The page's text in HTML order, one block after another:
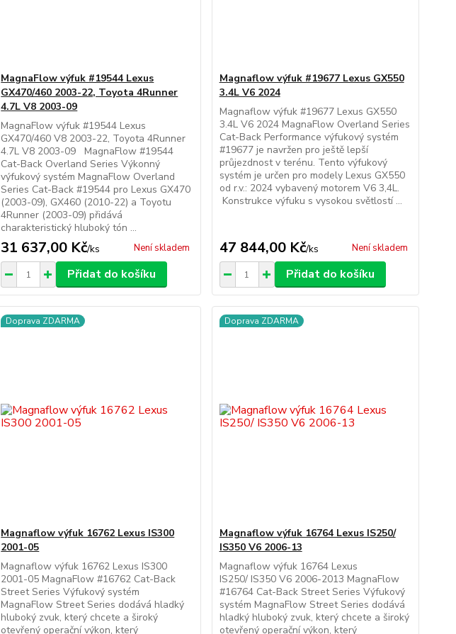
MagnaFlow výfuk #19544 Lexus
GX470/460 2003-22, Toyota 4Runner
4.7L V8 2003-09
MagnaFlow výfuk #19544 Lexus
GX470/460 V8 2003-22, Toyota 4Runner
4.7L V8 2003-09 MagnaFlow #19544
Cat-Back Overland Series Výkonný
výfukový systém MagnaFlow Overland
Series Cat-Back #19544 pro Lexus GX470
(2003-09), GX460 (2010-22) a Toyotu
4Runner (2003-09) přidává
charakteristický hluboký tón ...
31 637,00 Kč/ks Není skladem
Přidat do košíku
Magnaflow výfuk #19677 Lexus GX550
3.4L V6 2024
Magnaflow výfuk #19677 Lexus GX550
3.4L V6 2024 MagnaFlow Overland Series
Cat-Back Performance výfukový systém
#19677 je navržen pro ještě lepší
průjezdnost v terénu. Tento výfukový
systém je určen pro modely Lexus GX550
od r.v.: 2024 vybavený motorem V6 3,4L.
Konstrukce výfuku s vysokou světlostí ...
47 844,00 Kč/ks Není skladem
Přidat do košíku
Doprava ZDARMA
Magnaflow výfuk 16762 Lexus IS300
2001-05
Magnaflow výfuk 16762 Lexus IS300
2001-05 MagnaFlow #16762 Cat-Back
Street Series Výfukový systém
MagnaFlow Street Series dodává hladký
hluboký zvuk, který chcete a široký
otevřený operační výkon, který
Doprava ZDARMA
Magnaflow výfuk 16764 Lexus IS250/
IS350 V6 2006-13
Magnaflow výfuk 16764 Lexus
IS250/ IS350 V6 2006-2013 MagnaFlow
#16764 Cat-Back Street Series Výfukový
systém MagnaFlow Street Series dodává
hladký hluboký zvuk, který chcete a široký
otevřený operační výkon, který